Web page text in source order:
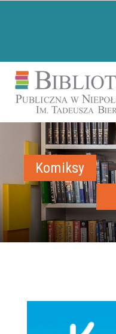
Komiksy